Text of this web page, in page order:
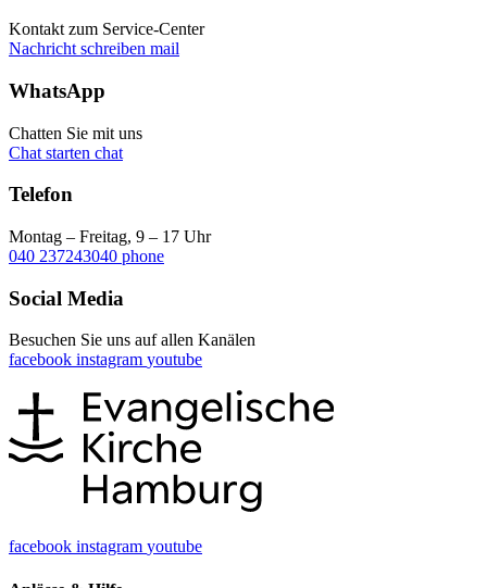
Kontakt zum Service-Center
Nachricht schreiben mail
WhatsApp
Chatten Sie mit uns
Chat starten chat
Telefon
Montag – Freitag, 9 – 17 Uhr
040 237243040 phone
Social Media
Besuchen Sie uns auf allen Kanälen
facebook instagram youtube
facebook instagram youtube